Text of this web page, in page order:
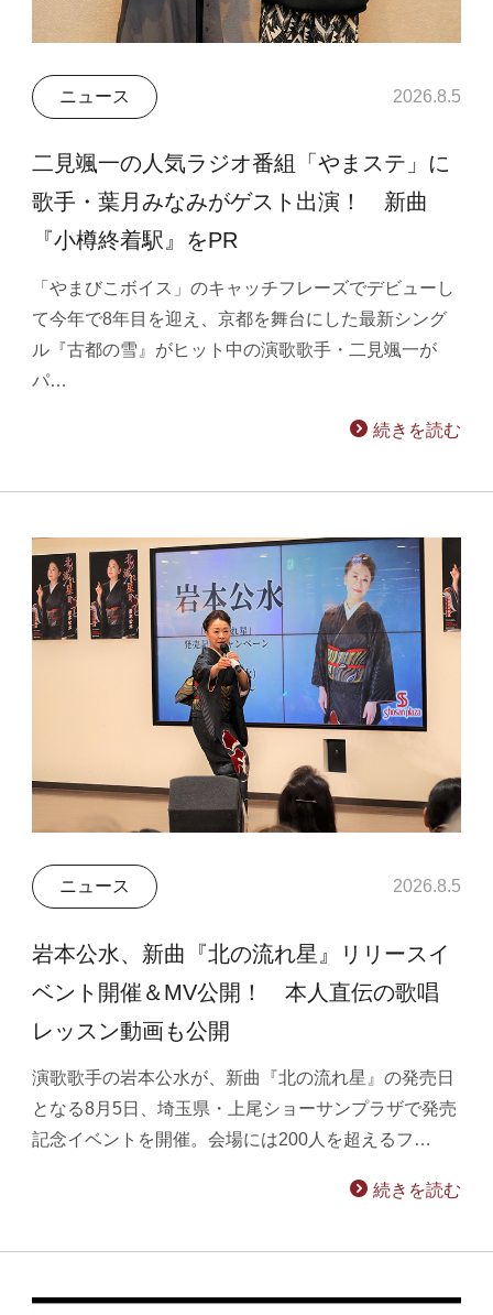
ニュース 2026.8.5
二見颯一の人気ラジオ番組「やまステ」に
歌手・葉月みなみがゲスト出演！ 新曲
『小樽終着駅』をPR
「やまびこボイス」のキャッチフレーズでデビューし
て今年で8年目を迎え、京都を舞台にした最新シング
ル『古都の雪』がヒット中の演歌歌手・二見颯一が
パ…
続きを読む
ニュース 2026.8.5
岩本公水、新曲『北の流れ星』リリースイ
ベント開催＆MV公開！ 本人直伝の歌唱
レッスン動画も公開
演歌歌手の岩本公水が、新曲『北の流れ星』の発売日
となる8月5日、埼玉県・上尾ショーサンプラザで発売
記念イベントを開催。会場には200人を超えるフ…
続きを読む